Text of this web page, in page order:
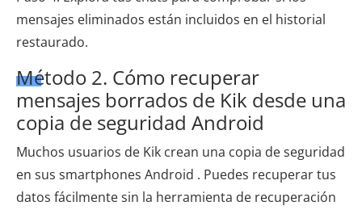
mensajes eliminados están incluidos en el historial
restaurado.
Método 2. Cómo recuperar
mensajes borrados de Kik desde una
copia de seguridad Android
Muchos usuarios de Kik crean una copia de seguridad
en sus smartphones Android . Puedes recuperar tus
datos fácilmente sin la herramienta de recuperación